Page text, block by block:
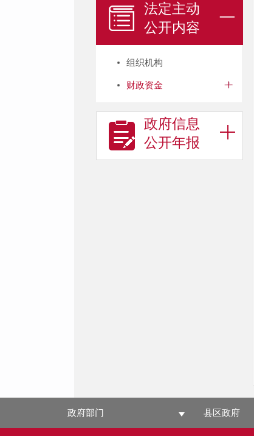
法定主动
公开内容
组织机构
财政资金
政府信息
公开年报
政府部门 县区政府